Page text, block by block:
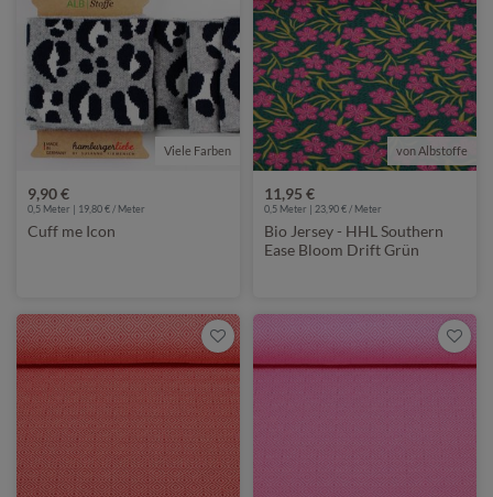
Viele Farben
9,90 €
0,5 Meter | 19,80 € / Meter
Cuff me Icon
von Albstoffe
11,95 €
0,5 Meter | 23,90 € / Meter
Bio Jersey - HHL Southern
Ease Bloom Drift Grün